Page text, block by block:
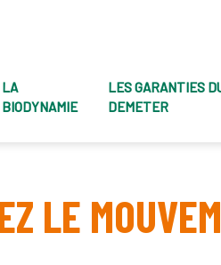
LA
BIODYNAMIE
LES GARANTIES
DEMETER
LE